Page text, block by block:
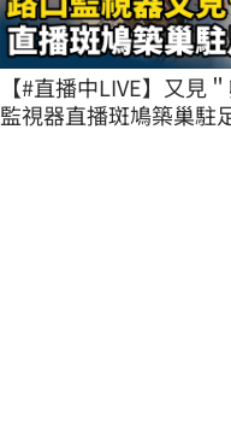
【#直播中LIVE】又見
監視器直播斑鳩築巢駐